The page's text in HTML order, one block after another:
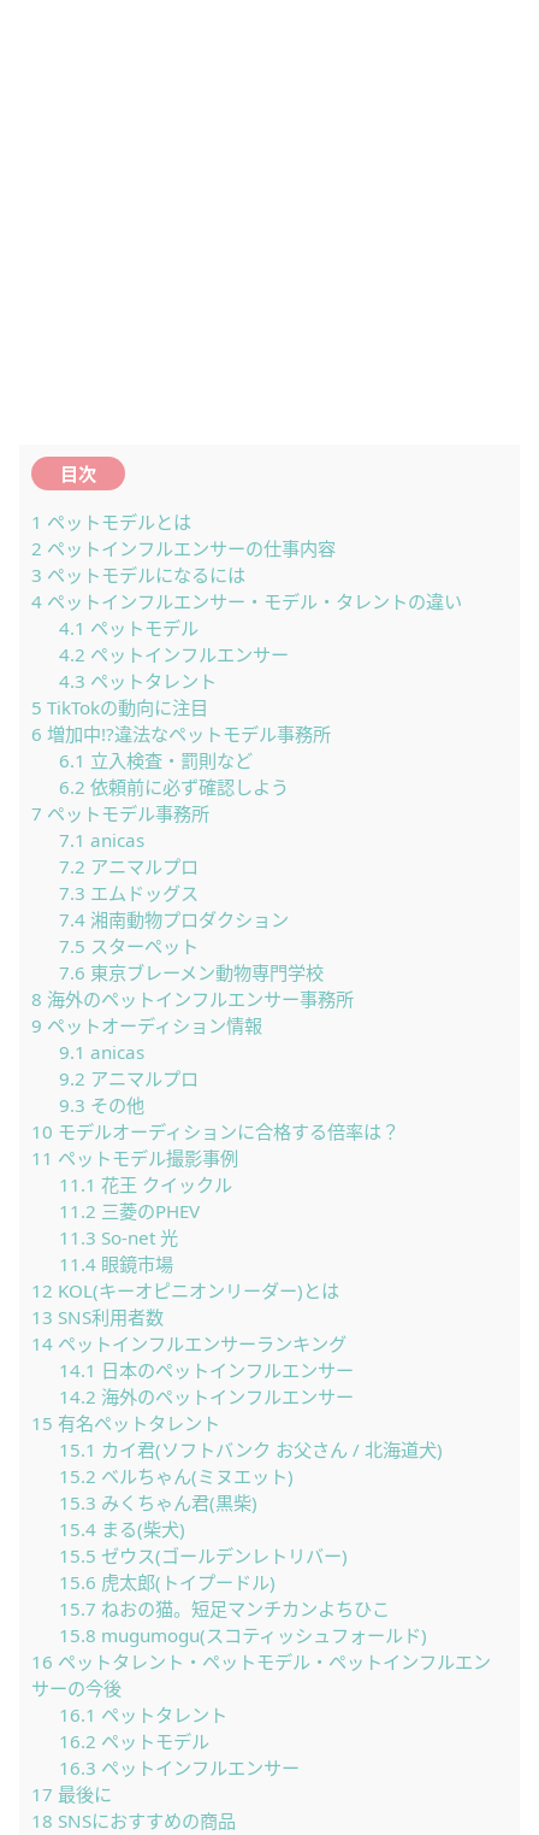
目次
1 ペットモデルとは
2 ペットインフルエンサーの仕事内容
3 ペットモデルになるには
4 ペットインフルエンサー・モデル・タレントの違い
4.1 ペットモデル
4.2 ペットインフルエンサー
4.3 ペットタレント
5 TikTokの動向に注目
6 増加中!?違法なペットモデル事務所
6.1 立入検査・罰則など
6.2 依頼前に必ず確認しよう
7 ペットモデル事務所
7.1 anicas
7.2 アニマルプロ
7.3 エムドッグス
7.4湘南動物プロダクション
7.5 スターペット
7.6 東京ブレーメン動物専門学校
8 海外のペットインフルエンサー事務所
9 ペットオーディション情報
9.1 anicas
9.2 アニマルプロ
9.3 その他
10 モデルオーディションに合格する倍率は？
11 ペットモデル撮影事例
11.1 花王 クイックル
11.2 三菱のPHEV
11.3 So-net 光
11.4眼鏡市場
12 KOL(キーオピニオンリーダー)とは
13 SNS利用者数
14 ペットインフルエンサーランキング
14.1 日本のペットインフルエンサー
14.2 海外のペットインフルエンサー
15 有名ペットタレント
15.1 カイ君(ソフトバンク お父さん / 北海道犬)
15.2 ベルちゃん(ミヌエット)
15.3 みくちゃん君(黒柴)
15.4まる(柴犬)
15.5 ゼウス(ゴールデンレトリバー)
15.6 虎太郎(トイプードル)
15.7 ねおの猫。短足マンチカンよちひこ
15.8 mugumogu(スコティッシュフォールド)
16 ペットタレント・ペットモデル・ペットインフルエン
サーの今後
16.1 ペットタレント
16.2 ペットモデル
16.3 ペットインフルエンサー
17 最後に
18 SNSにおすすめの商品